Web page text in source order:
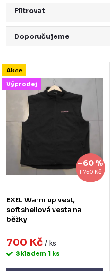
Filtrovat
Ř
a
z
e
í
o
u
k
t
ů
Doporučujeme
Nejdražší
Nejprodávanější
Abecedně
V
ý
i
r
d
u
k
Akce
Výprodej
1 750 Kč
–60 %
EXEL Warm up vest,
softshellová vesta na
běžky
700 Kč / ks
Skladem 1 ks